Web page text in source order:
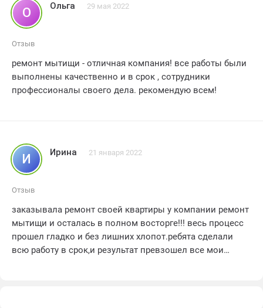
О Ольга 29 мая 2022
Отзыв
ремонт мытищи - отличная компания! все работы были
выполнены качественно и в срок , сотрудники
профессионалы своего дела. рекомендую всем!
И Ирина 21 января 2022
Отзыв
заказывала ремонт своей квартиры у компании ремонт
мытищи и осталась в полном восторге!!! весь процесс
прошел гладко и без лишних хлопот.ребята сделали
всю работу в срок,и результат превзошел все мои